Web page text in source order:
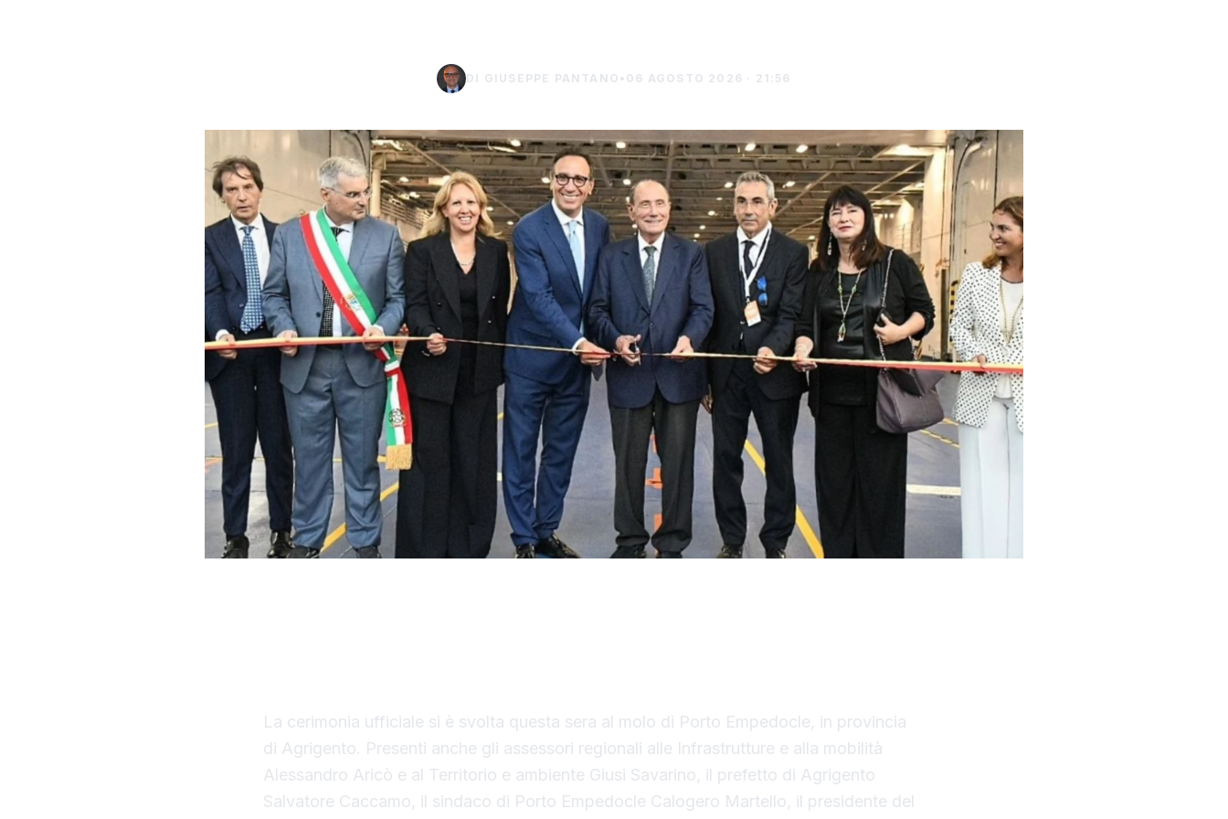
DI GIUSEPPE PANTANO • 06 AGOSTO 2026 · 21:56
La cerimonia ufficiale si è svolta questa sera al molo di Porto Empedocle, in provincia
di Agrigento. Presenti anche gli assessori regionali alle Infrastrutture e alla mobilità
Alessandro Aricò e al Territorio e ambiente Giusi Savarino, il prefetto di Agrigento
Salvatore Caccamo, il sindaco di Porto Empedocle Calogero Martello, il presidente del